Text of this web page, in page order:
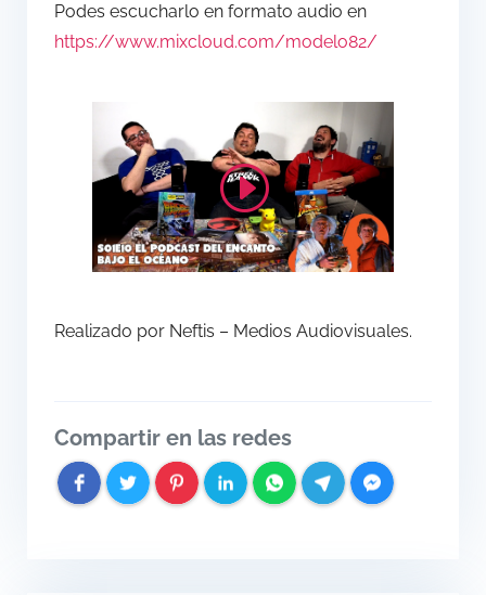
Podes escucharlo en formato audio en
https://www.mixcloud.com/modelo82/
Realizado por Neftis – Medios Audiovisuales.
Compartir en las redes